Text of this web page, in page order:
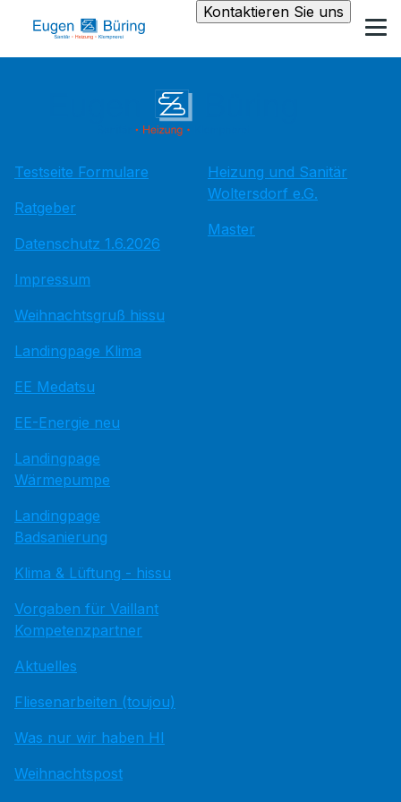
Kontaktieren Sie uns
Testseite Formulare
Ratgeber
Datenschutz 1.6.2026
Impressum
Weihnachtsgruß hissu
Landingpage Klima
EE Medatsu
EE-Energie neu
Landingpage
Wärmepumpe
Landingpage
Badsanierung
Klima & Lüftung - hissu
Vorgaben für Vaillant
Kompetenzpartner
Aktuelles
Fliesenarbeiten (toujou)
Was nur wir haben HI
Weihnachtspost
Heizung und Sanitär
Woltersdorf e.G.
Master